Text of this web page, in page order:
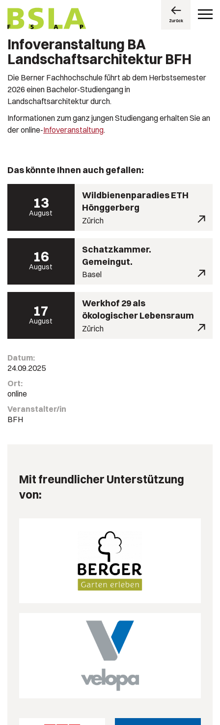
Zurück
Infoveranstaltung BA
Landschaftsarchitektur BFH
Die Berner Fachhochschule führt ab dem Herbstsemester
2026 einen Bachelor-Studiengang in
Landschaftsarchitektur durch.
Informationen zum ganz jungen Studiengang erhalten Sie an
der online-Infoveranstaltung.
Das könnte Ihnen auch gefallen:
13
August
Wildbienenparadies ETH
Hönggerberg
Zürich
16
August
Schatzkammer.
Gemeingut.
Basel
17
August
Werkhof 29 als
ökologischer Lebensraum
Zürich
Datum:
24.09.2025
Ort:
online
Veranstalter/in
BFH
Mit freundlicher Unterstützung
von: